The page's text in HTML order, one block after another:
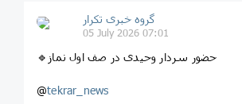
گروه خبری تکرار
05 July 2026 07:01
🔹حضور سردار وحیدی در صف اول نماز
@tekrar_news